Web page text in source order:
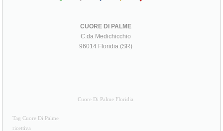
CUORE DI PALME
C.da Medichicchio
96014 Floridia (SR)
Cuore Di Palme Floridia
Tag Cuore Di Palme
ricettiva